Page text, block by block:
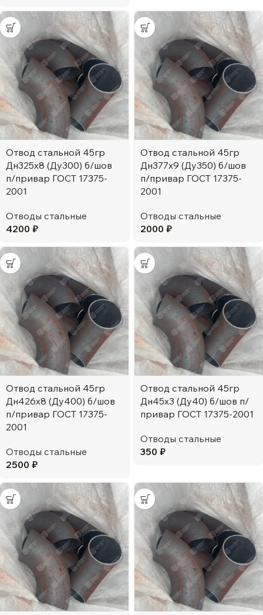
Отвод стальной 45гр
Дн325х8 (Ду300) б/шов
п/привар ГОСТ 17375-
2001
Отводы стальные
4200 ₽
Отвод стальной 45гр
Дн377х9 (Ду350) б/шов
п/привар ГОСТ 17375-
2001
Отводы стальные
2000 ₽
Отвод стальной 45гр
Дн426х8 (Ду400) б/шов
п/привар ГОСТ 17375-
2001
Отводы стальные
2500 ₽
Отвод стальной 45гр
Дн45х3 (Ду40) б/шов п/
привар ГОСТ 17375-2001
Отводы стальные
350 ₽